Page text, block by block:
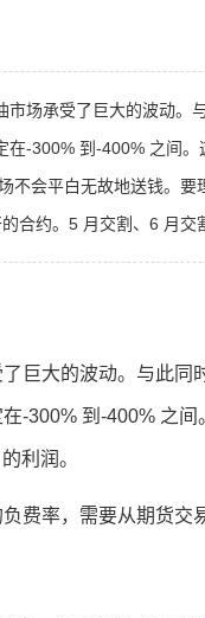
场承受了巨大的波动。
-300% 到-400% 之间
不会平白无故地送钱。
合约。5 月交割、6 月交
巨大的波动。与此同
-300% 到-400% 之
利润。
费率，需要从期货交